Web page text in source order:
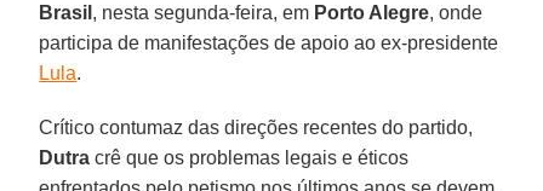
Brasil , nesta segunda-feira, em Porto Alegre, onde
participa de manifestações de apoio ao ex-presidente
Lula.
Crítico contumaz das direções recentes do partido,
Dutra crê que os problemas legais e éticos